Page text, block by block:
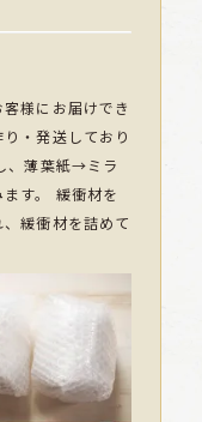
様にお届けでき
・発送しており
、薄葉紙→ミラ
す。 緩衝材を
緩衝材を詰めて